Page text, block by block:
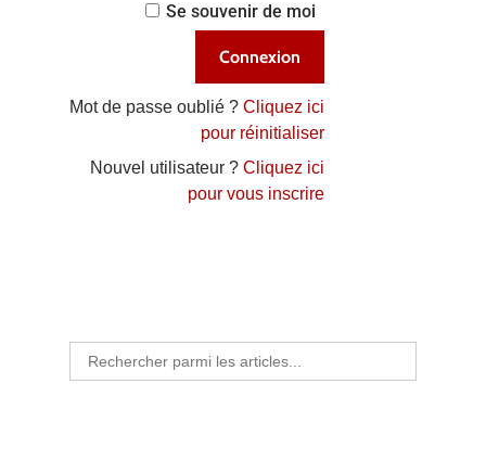
Se souvenir de moi
Mot de passe oublié ?Cliquez ici
pour réinitialiser
Nouvel utilisateur ?Cliquez ici
pour vous inscrire
Search
for: